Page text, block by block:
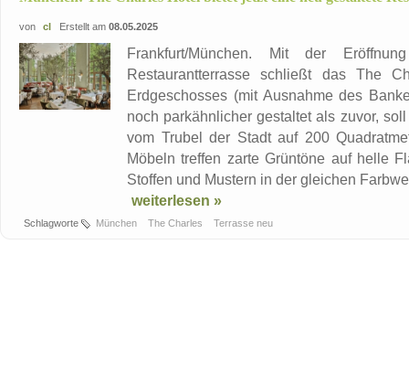
von cl Erstellt am 08.05.2025
Frankfurt/München. Mit der
Restaurantterrasse schließt das The
Erdgeschosses (mit Ausnahme des
noch parkähnlicher gestaltet als zuvor,
vom Trubel der Stadt auf 200
Möbeln treffen zarte Grüntöne auf helle
Stoffen und Mustern in der gleichen
weiterlesen »
Schlagworte München The Charles Terrasse neu